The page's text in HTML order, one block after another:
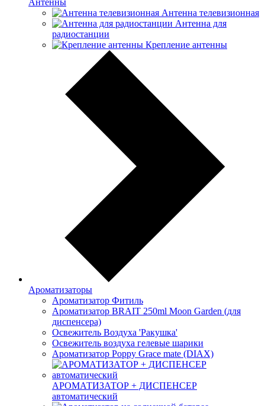
Антенна телевизионная
Антенна для
радиостанции
Крепление антенны
Ароматизаторы
Ароматизатор Фитиль
Ароматизатор BRAIT 250ml Moon Garden (для
диспенсера)
Освежитель Воздуха 'Ракушка'
Освежитель воздуха гелевые шарики
Ароматизатор Poppy Grace mate (DIAX)
АРОМАТИЗАТОР + ДИСПЕНСЕР
автоматический